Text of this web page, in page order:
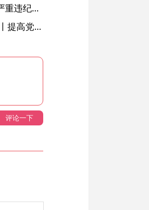
绩溪县长安镇原党委副书记、镇长程枫华严重违纪违法被开除党籍和公职
学习进行时·深入学习贯彻习近平党建思想丨提高党的战斗力的法宝
评论一下